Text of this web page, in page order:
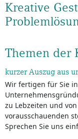
Kreative
Themen der
kurzer Auszug aus
Wir fertigen für Sie
zu Lebzeiten und
vorausschauenden
Sprechen Sie uns